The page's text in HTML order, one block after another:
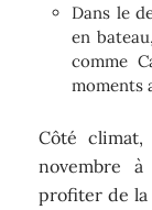
Dans le
en
comme
moments
Côté
novembre
profiter de la